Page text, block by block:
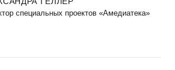
специальных проектов «Амедиатека»